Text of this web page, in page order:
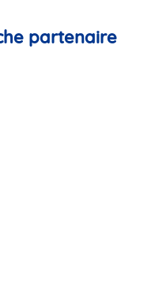
partenaire